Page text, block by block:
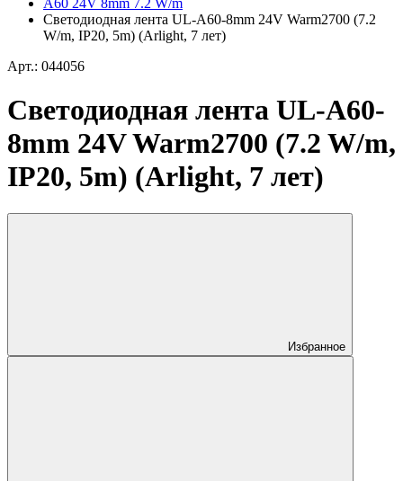
A60 24V 8mm 7.2 W/m
Светодиодная лента UL-A60-8mm 24V Warm2700 (7.2
W/m, IP20, 5m) (Arlight, 7 лет)
Арт.: 044056
Светодиодная лента UL-A60-
8mm 24V Warm2700 (7.2 W/m,
IP20, 5m) (Arlight, 7 лет)
Избранное